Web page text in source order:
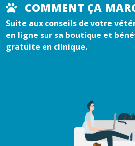
COMMENT ÇA
Suite aux conseils de votre
en ligne sur sa boutique et
gratuite en clinique.